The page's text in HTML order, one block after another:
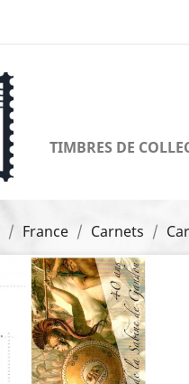
TIMBRES DE
France Carnets